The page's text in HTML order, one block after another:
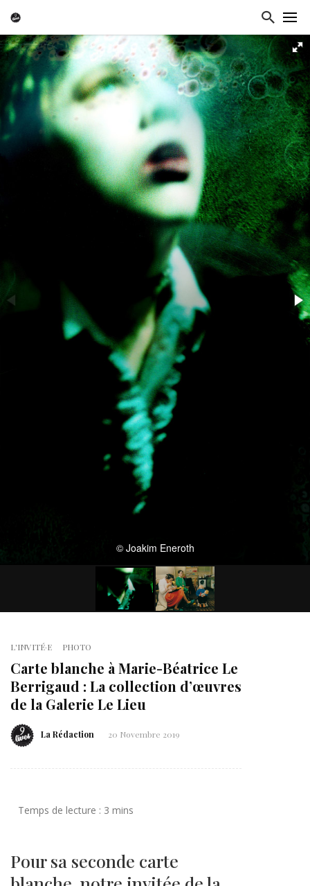
© Joakim Eneroth
L'INVITÉ·E PHOTO
Carte blanche à Marie-Béatrice Le
Berrigaud : La collection d’œuvres
de la Galerie Le Lieu
La Rédaction 20 Novembre 2019
Pour sa seconde carte